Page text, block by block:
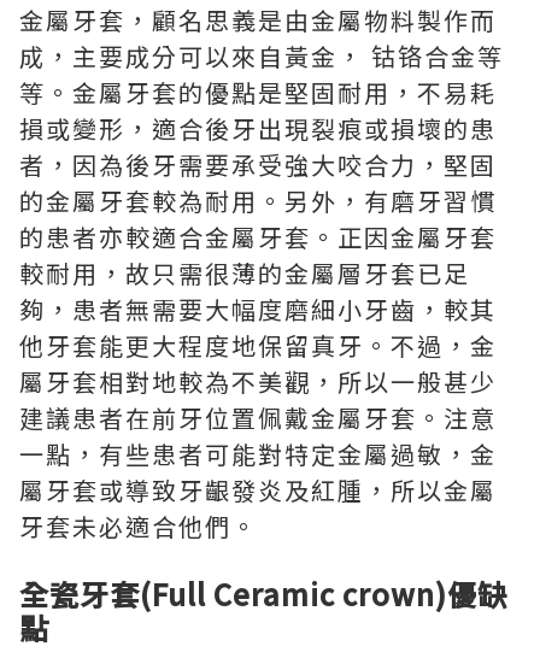
金屬牙套，顧名思義是由金屬物料製作而
成，主要成分可以來自黃金， 钴铬合金等
等。金屬牙套的優點是堅固耐用，不易耗
損或變形，適合後牙出現裂痕或損壞的患
者，因為後牙需要承受強大咬合力，堅固
的金屬牙套較為耐用。另外，有磨牙習慣
的患者亦較適合金屬牙套。正因金屬牙套
較耐用，故只需很薄的金屬層牙套已足
夠，患者無需要大幅度磨細小牙齒，較其
他牙套能更大程度地保留真牙。不過，金
屬牙套相對地較為不美觀，所以一般甚少
建議患者在前牙位置佩戴金屬牙套。注意
一點，有些患者可能對特定金屬過敏，金
屬牙套或導致牙齦發炎及紅腫，所以金屬
牙套未必適合他們。
全瓷牙套(Full Ceramic crown)優缺
點